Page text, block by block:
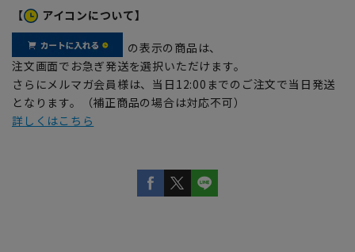
【 アイコンについて】
の表示の商品は、
注文画面でお急ぎ発送を選択いただけます。
さらにメルマガ会員様は、当日12:00までのご注文で当日発送
となります。（補正商品の場合は対応不可）
詳しくはこちら